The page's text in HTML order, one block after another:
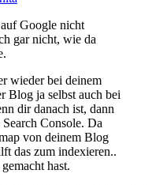
Google nicht
gar nicht, wie da
wieder bei deinem
Blog ja selbst auch bei
dir danach ist, dann
Console. Da
von deinem Blog
das zum indexieren..
hast.